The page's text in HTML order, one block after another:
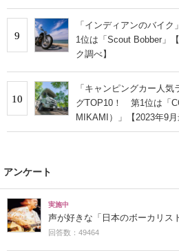
9
「インディアンのバイ
1位は「Scout Bobber」
ク調べ】
10
「キャンピングカー人
グTOP10！ 第1位は「
MIKAMI）」【2023年9月
アンケート
実施中
声が好きな「日本のボーカリス
回答数：49464